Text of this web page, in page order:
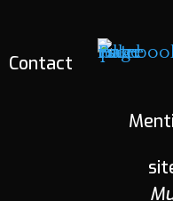
Contact